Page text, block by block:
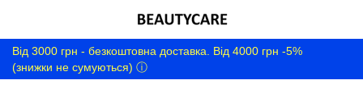
Від 3000 грн - безкоштовна доставка. Від 4000 грн -5%
(знижки не сумуються) ⓘ